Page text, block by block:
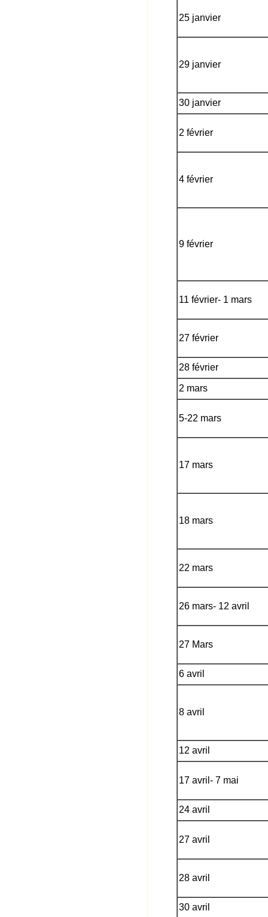
25 janvier
29 janvier
30 janvier
2 février
4 février
9 février
11 février- 1 mars
27 février
28 février
2 mars
5-22 mars
17 mars
18 mars
22 mars
26 mars- 12 avril
27 Mars
6 avril
8 avril
12 avril
17 avril- 7 mai
24 avril
27 avril
28 avril
30 avril